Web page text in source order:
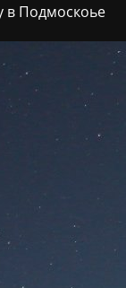
в Подмоскоье